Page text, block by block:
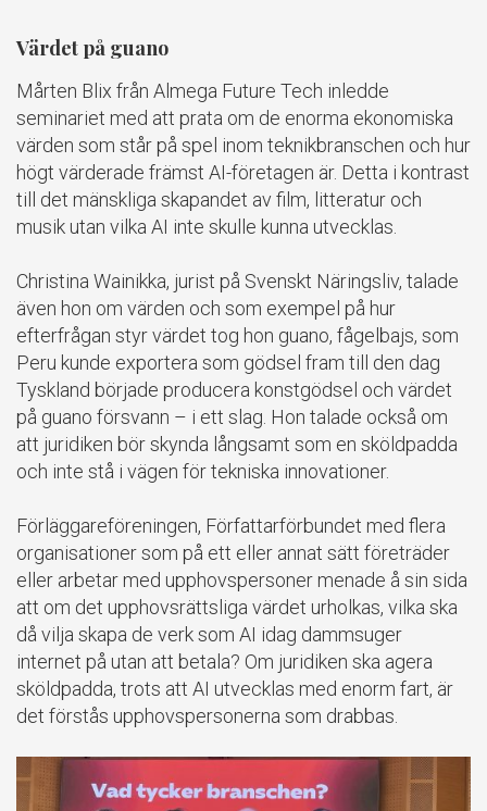
Värdet på guano
Mårten Blix från Almega Future Tech inledde
seminariet med att prata om de enorma ekonomiska
värden som står på spel inom teknikbranschen och hur
högt värderade främst AI-företagen är. Detta i kontrast
till det mänskliga skapandet av film, litteratur och
musik utan vilka AI inte skulle kunna utvecklas.
Christina Wainikka, jurist på Svenskt Näringsliv, talade
även hon om värden och som exempel på hur
efterfrågan styr värdet tog hon guano, fågelbajs, som
Peru kunde exportera som gödsel fram till den dag
Tyskland började producera konstgödsel och värdet
på guano försvann – i ett slag. Hon talade också om
att juridiken bör skynda långsamt som en sköldpadda
och inte stå i vägen för tekniska innovationer.
Förläggareföreningen, Författarförbundet med flera
organisationer som på ett eller annat sätt företräder
eller arbetar med upphovspersoner menade å sin sida
att om det upphovsrättsliga värdet urholkas, vilka ska
då vilja skapa de verk som AI idag dammsuger
internet på utan att betala? Om juridiken ska agera
sköldpadda, trots att AI utvecklas med enorm fart, är
det förstås upphovspersonerna som drabbas.